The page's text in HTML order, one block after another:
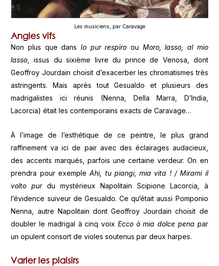
Les musiciens, par Caravage
Angles vifs
Non plus que dansIo pur respiro ou Moro, lasso, al mio
lasso , issus du sixième livre du prince de Venosa, dont
Geoffroy Jourdain choisit d’exacerber les chromatismes très
astringents. Mais après tout Gesualdo et plusieurs des
madrigalistes ici réunis (Nenna, Della Marra, D’India,
Lacorcia) était les contemporains exacts de Caravage…
À l’image de l’esthétique de ce peintre, le plus grand
raffinement va ici de pair avec des éclairages audacieux,
des accents marqués, parfois une certaine verdeur. On en
prendra pour exempleAhi, tu piangi, mia vita ! / Mirami il
volto purdu mystérieux Napolitain Scipione Lacorcia, à
l’évidence suiveur de Gesualdo. Ce qu‘était aussi Pomponio
Nenna, autre Napolitain dont Geoffroy Jourdain choisit de
doubler le madrigal à cinq voix Ecco ò mia dolce pena par
un opulent consort de violes soutenus par deux harpes.
Varier les plaisirs